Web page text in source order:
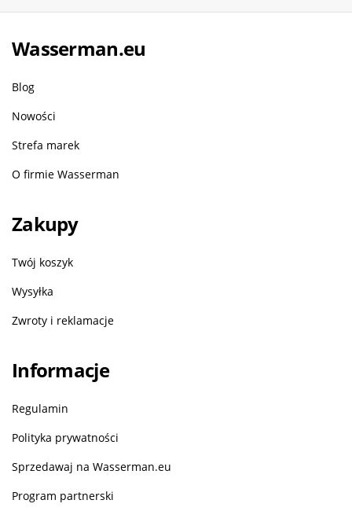
Wasserman.eu
Blog
Nowości
Strefa marek
O firmie Wasserman
Zakupy
Twój koszyk
Wysyłka
Zwroty i reklamacje
Informacje
Regulamin
Polityka prywatności
Sprzedawaj na Wasserman.eu
Program partnerski